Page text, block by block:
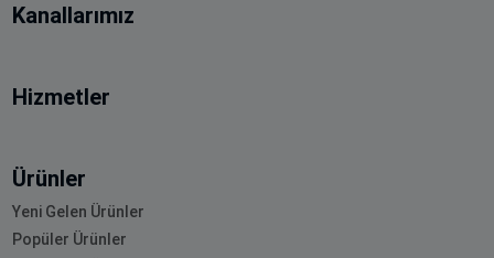
Kanallarımız
Hizmetler
Ürünler
Yeni Gelen Ürünler
Popüler Ürünler